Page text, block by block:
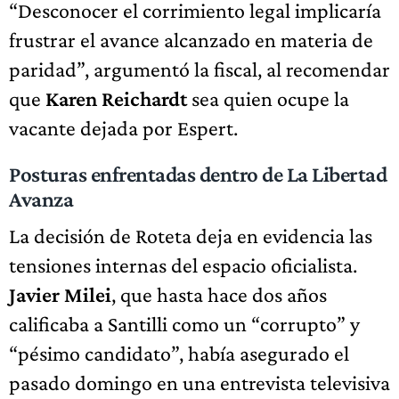
“Desconocer el corrimiento legal implicaría
frustrar el avance alcanzado en materia de
paridad”, argumentó la fiscal, al recomendar
que Karen Reichardtsea quien ocupe la
vacante dejada por Espert.
Posturas enfrentadas dentro de La Libertad
Avanza
La decisión de Roteta deja en evidencia las
tensiones internas del espacio oficialista.
Javier Milei, que hasta hace dos años
calificaba a Santilli como un “corrupto” y
“pésimo candidato”, había asegurado el
pasado domingo en una entrevista televisiva